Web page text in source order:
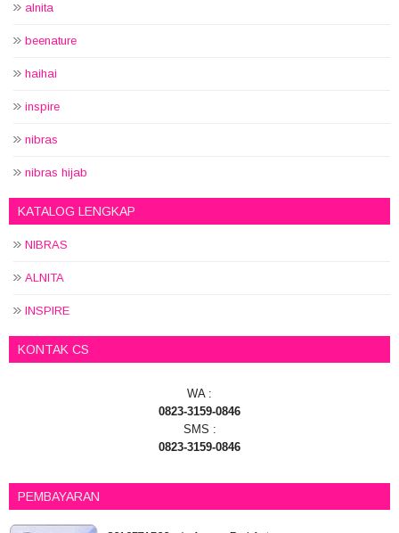
alnita
beenature
haihai
inspire
nibras
nibras hijab
KATALOG LENGKAP
NIBRAS
ALNITA
INSPIRE
KONTAK CS
WA :
0823-3159-0846
SMS :
0823-3159-0846
PEMBAYARAN